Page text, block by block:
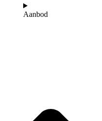
Aanbod